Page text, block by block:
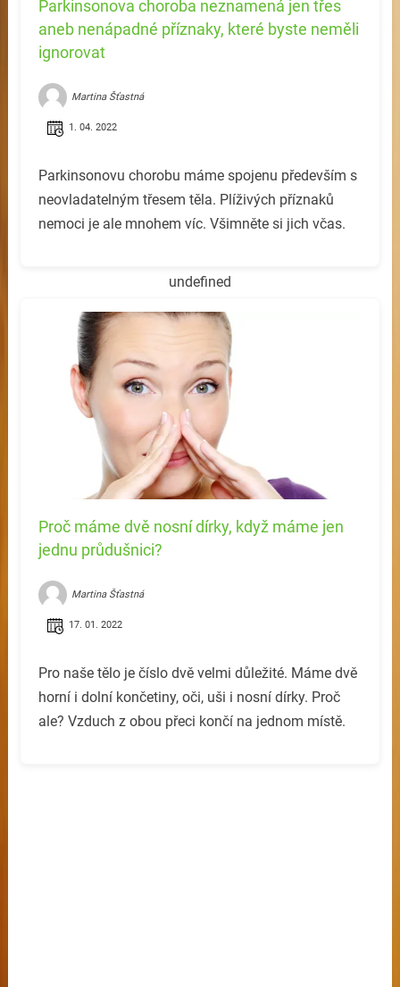
Parkinsonova choroba neznamená jen třes
aneb nenápadné příznaky, které byste neměli
ignorovat
Martina Šťastná
1. 04. 2022
Parkinsonovu chorobu máme spojenu především s
neovladatelným třesem těla. Plíživých příznaků
nemoci je ale mnohem víc. Všimněte si jich včas.
undefined
Proč máme dvě nosní dírky, když máme jen
jednu průdušnici?
Martina Šťastná
17. 01. 2022
Pro naše tělo je číslo dvě velmi důležité. Máme dvě
horní i dolní končetiny, oči, uši i nosní dírky. Proč
ale? Vzduch z obou přeci končí na jednom místě.